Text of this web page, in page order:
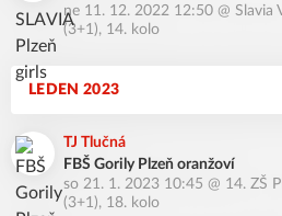
ne 11. 12. 2022 12:50 @ Slavia
(3+1), 14. kolo
LEDEN 2023
TJ Tlučná
FBŠ Gorily Plzeň oranžoví
so 21. 1. 2023 10:45 @ 14. ZŠ
(3+1), 18. kolo